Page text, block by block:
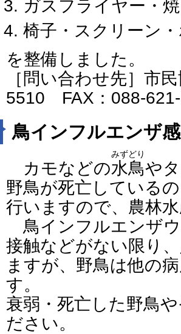
ガスフライヤー・
椅子・スクリーン
を整備しました。
［問い合わせ先］市
5510 FAX：088-621-
鳥インフルエンザ
カモなどの水鳥
みずどり
や
野鳥が死亡している
行いますので、農林
鳥インフルエンザ
接触などがない限り
ますが、野鳥は他の
す。
衰弱・死亡した野鳥
ださい。